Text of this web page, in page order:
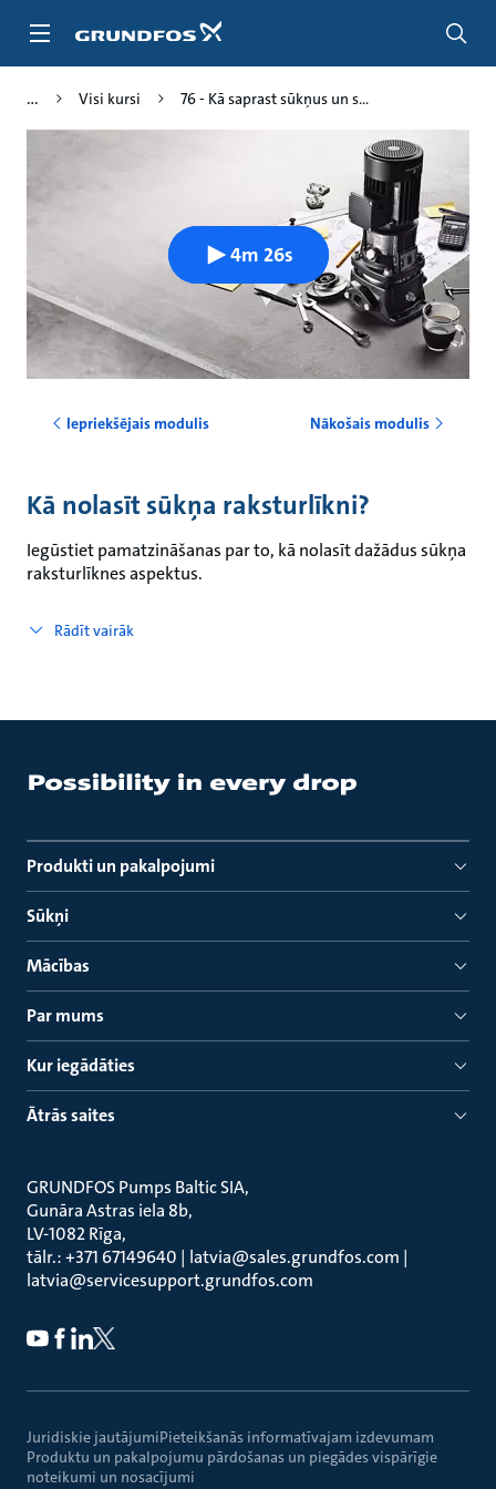
Visi kursi 76 - Kā saprast sūkņus un s...
4m 26s
Iepriekšējais modulis Nākošais modulis
Kā nolasīt sūkņa raksturlīkni?
Iegūstiet pamatzināšanas par to, kā nolasīt dažādus sūkņa
raksturlīknes aspektus.
Rādīt vairāk
Produkti un pakalpojumi
Sūkņi
Mācības
Par mums
Kur iegādāties
Ātrās saites
GRUNDFOS Pumps Baltic SIA
Gunāra Astras iela 8b
LV-1082 Rīga
tālr.: +371 67149640 | latvia@sales.grundfos.com |
latvia@servicesupport.grundfos.com
Juridiskie jautājumiPieteikšanās informatīvajam izdevumam
Produktu un pakalpojumu pārdošanas un piegādes vispārīgie
noteikumi un nosacījumi